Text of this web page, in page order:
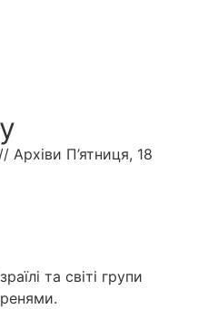
Архіви П’ятниця, 18
та світі групи